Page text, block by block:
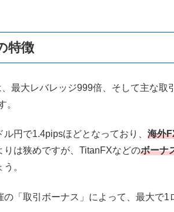
特徴
最大レバレッジ999倍、そして主な取
。
円で1.4pipsほどとなっており、 海外
りは狭めですが、TitanFXなどのボーナ
。
「取引ボーナス」によって、最大で